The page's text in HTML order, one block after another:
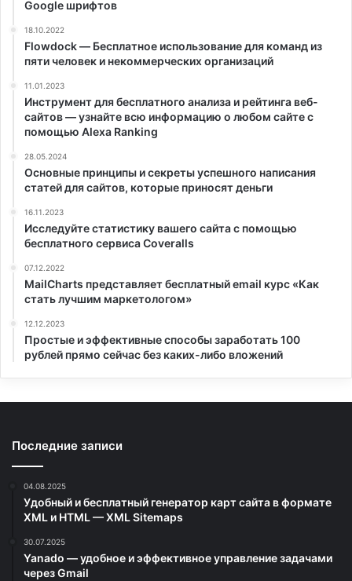
Google шрифтов
18.10.2022
Flowdock — Бесплатное использование для команд из
пяти человек и некоммерческих организаций
11.01.2023
Инструмент для бесплатного анализа и рейтинга веб-
сайтов — узнайте всю информацию о любом сайте с
помощью Alexa Ranking
28.05.2024
Основные принципы и секреты успешного написания
статей для сайтов, которые приносят деньги
16.11.2023
Исследуйте статистику вашего сайта с помощью
бесплатного сервиса Coveralls
07.12.2022
MailCharts представляет бесплатный email курс «Как
стать лучшим маркетологом»
12.12.2023
Простые и эффективные способы заработать 100
рублей прямо сейчас без каких-либо вложений
Последние записи
04.08.2025
Удобный и бесплатный генератор карт сайта в формате
XML и HTML — XML Sitemaps
30.07.2025
Yanado — удобное и эффективное управление задачами
через Gmail